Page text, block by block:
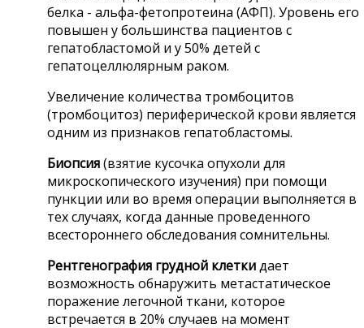
белка - альфа-фетопротеина (АФП). Уровень его
повышен у большинства пациентов с
гепатобластомой и у 50% детей с
гепатоцеллюлярным раком.
Увеличение количества тромбоцитов
(тромбоцитоз) периферической крови является
одним из признаков гепатобластомы.
Биопсия(взятие кусочка опухоли для
микроскопического изучения) при помощи
пункции или во время операции выполняется в
тех случаях, когда данные проведенного
всестороннего обследования сомнительны.
Рентгенография грудной клеткидает
возможность обнаружить метастатическое
поражение легочной ткани, которое
встречается в 20% случаев на момент